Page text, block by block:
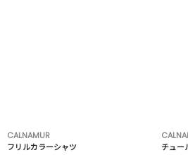
CALNAMUR
フリルカラーシャツ
チュー